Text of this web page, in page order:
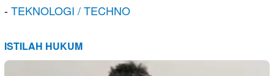
-TEKNOLOGI / TECHNO
ISTILAH HUKUM